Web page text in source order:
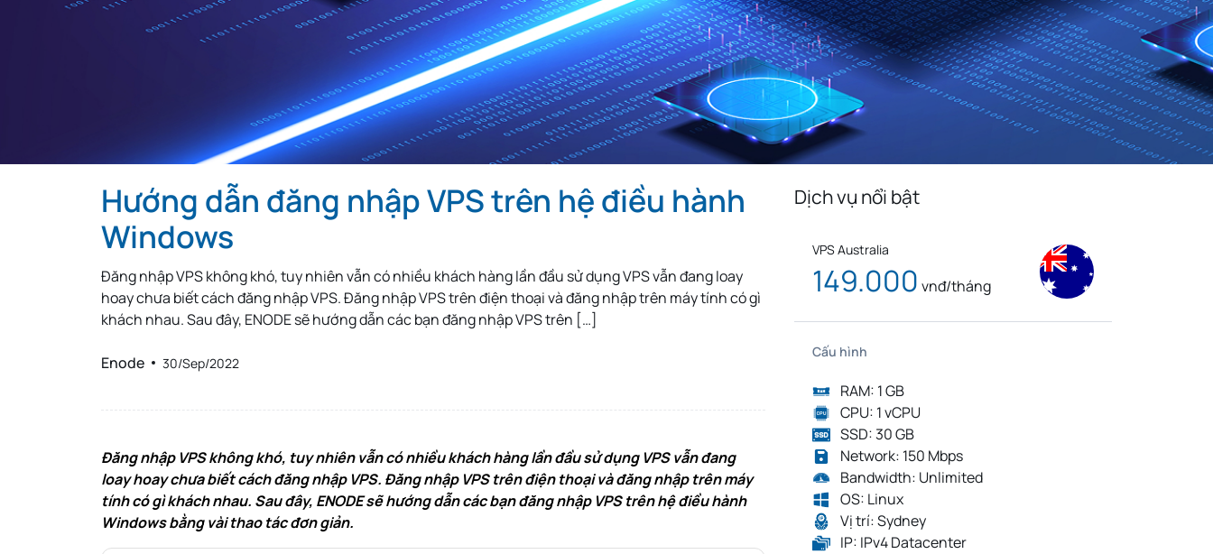
Thailand
Algeria Egypt Iceland Monaco
Venezuela
Hungary
Austria Turkmenistan Uzbekistan Bolivia
Kenya
Mongolia Malaysia Paraguay Serbia
Slovenia
Zambia
Albania Jamaica Israel Liberia
Mexico
Uruguay
Sri Lanka Madagascar Nepal
Bulgaria
South Africa
Costa Rica Croatia
New Zealand
Saudi Arabia Bahamas North Macedonia Jordan
Andorra
Tanzania
South Sudan Denmark Hong Kong Taiwan
Korea
Iraq
Iran Tajikistan Nigeria Việt Nam
Hướng dẫn đăng nhập VPS trên hệ điều hành
Windows
Đăng nhập VPS không khó, tuy nhiên vẫn có nhiều khách hàng lần đầu sử dụng VPS vẫn đang loay
hoay chưa biết cách đăng nhập VPS. Đăng nhập VPS trên điện thoại và đăng nhập trên máy tính có gì
khách nhau. Sau đây, ENODE sẽ hướng dẫn các bạn đăng nhập VPS trên […]
Enode 30/Sep/2022
Đăng nhập VPS không khó, tuy nhiên vẫn có nhiều khách hàng lần đầu sử dụng VPS vẫn đang
loay hoay chưa biết cách đăng nhập VPS. Đăng nhập VPS trên điện thoại và đăng nhập trên máy
tính có gì khách nhau. Sau đây, ENODE sẽ hướng dẫn các bạn đăng nhập VPS trên hệ điều hành
Windows bằng vài thao tác đơn giản.
Dịch vụ nổi bật
VPS Australia
149.000 vnđ/tháng
Cấu hình
RAM: 1 GB
CPU: 1 vCPU
SSD: 30 GB
Network: 150 Mbps
Bandwidth: Unlimited
OS: Linux
Vị trí: Sydney
IP: IPv4 Datacenter